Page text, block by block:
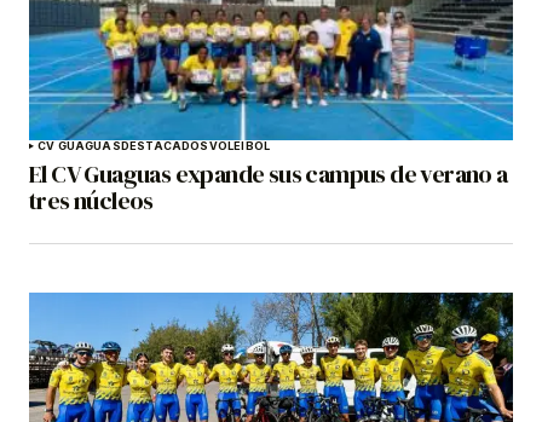
CV GUAGUASDESTACADOSVOLEIBOL
El CV Guaguas expande sus campus de verano a
tres núcleos